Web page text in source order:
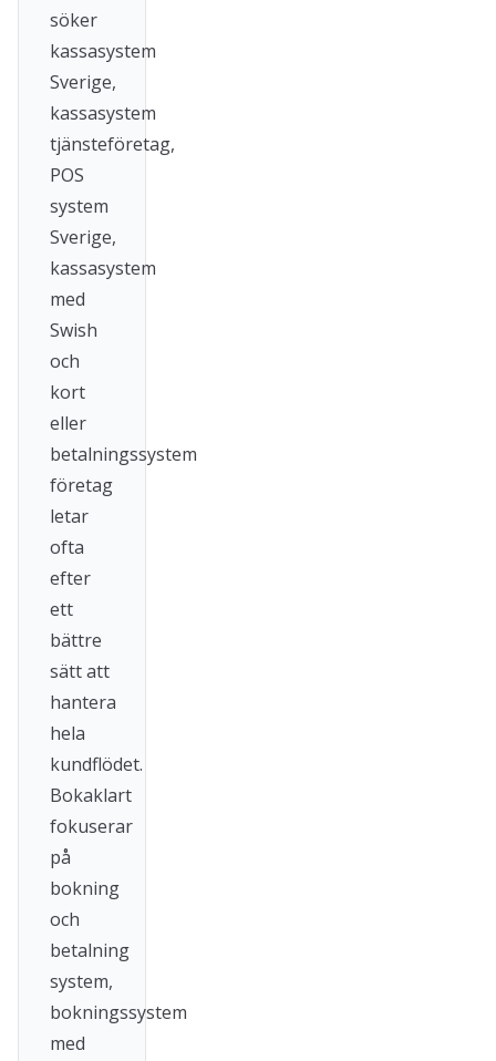
söker
kassasystem
Sverige,
kassasystem
tjänsteföretag,
POS
system
Sverige,
kassasystem
med
Swish
och
kort
eller
betalningssystem
företag
letar
ofta
efter
ett
bättre
sätt att
hantera
hela
kundflödet.
Bokaklart
fokuserar
på
bokning
och
betalning
system,
bokningssystem
med